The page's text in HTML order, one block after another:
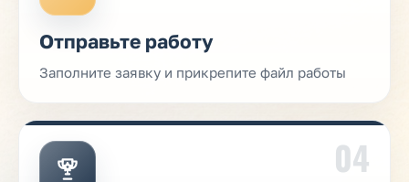
Отправьте работу
Заполните заявку и прикрепите файл работы
04